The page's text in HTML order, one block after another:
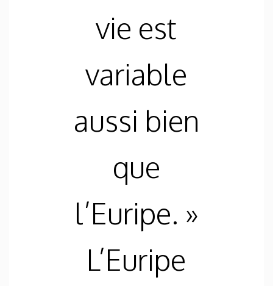
vie est
variable
aussi bien
que
l’Euripe. »
L’Euripe